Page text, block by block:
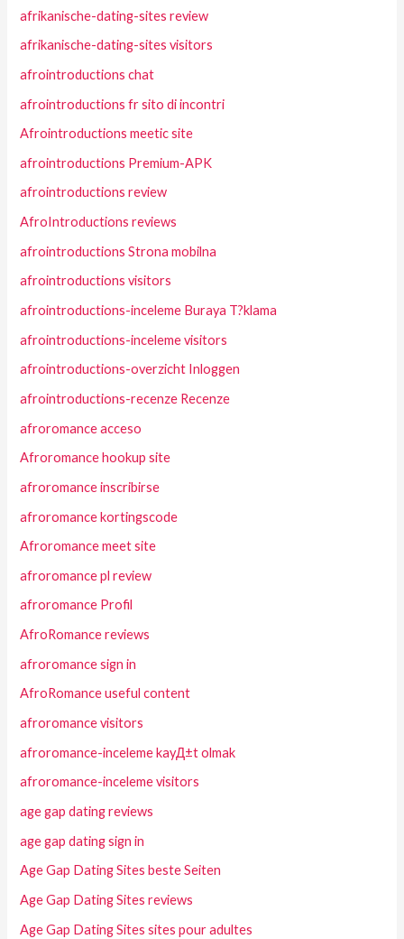
afrikanische-dating-sites review
afrikanische-dating-sites visitors
afrointroductions chat
afrointroductions fr sito di incontri
Afrointroductions meetic site
afrointroductions Premium-APK
afrointroductions review
AfroIntroductions reviews
afrointroductions Strona mobilna
afrointroductions visitors
afrointroductions-inceleme Buraya T?klama
afrointroductions-inceleme visitors
afrointroductions-overzicht Inloggen
afrointroductions-recenze Recenze
afroromance acceso
Afroromance hookup site
afroromance inscribirse
afroromance kortingscode
Afroromance meet site
afroromance pl review
afroromance Profil
AfroRomance reviews
afroromance sign in
AfroRomance useful content
afroromance visitors
afroromance-inceleme kayД±t olmak
afroromance-inceleme visitors
age gap dating reviews
age gap dating sign in
Age Gap Dating Sites beste Seiten
Age Gap Dating Sites reviews
Age Gap Dating Sites sites pour adultes